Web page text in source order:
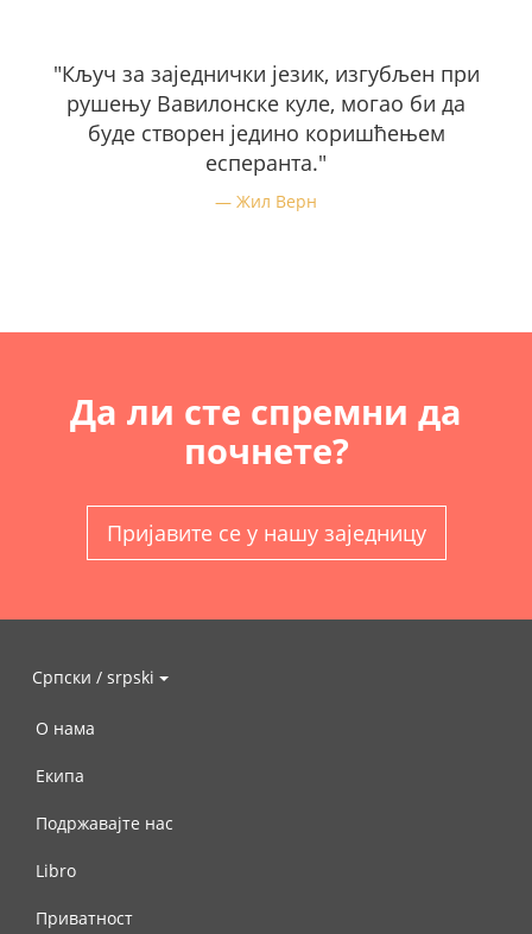
"Кључ за заједнички језик, изгубљен при
рушењу Вавилонске куле, могао би да
буде створен једино коришћењем
есперанта."
Жил Верн
Да ли сте спремни да
почнете?
Пријавите се у нашу заједницу
Српски / srpski
О нама
Екипа
Подржавајте нас
Libro
Приватност